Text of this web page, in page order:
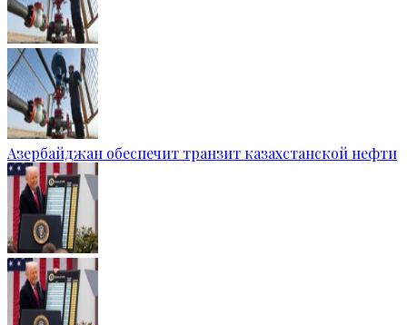
Азербайджан обеспечит транзит казахстанской нефти